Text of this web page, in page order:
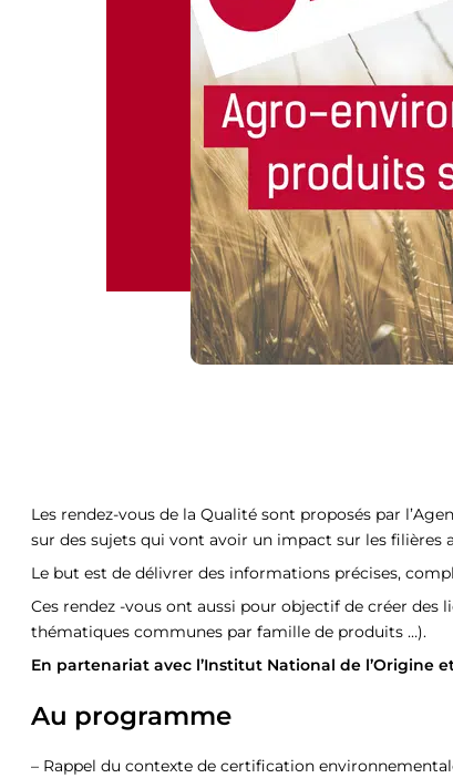
Les rendez-vous de la Qualité sont proposés par
sur des sujets qui vont avoir un impact sur les
Le but est de délivrer des informations précises,
Ces rendez -vous ont aussi pour objectif de créer
thématiques communes par famille de produits …).
En partenariat avec l’Institut National de l’Origine
Au programme
– Rappel du contexte de certification